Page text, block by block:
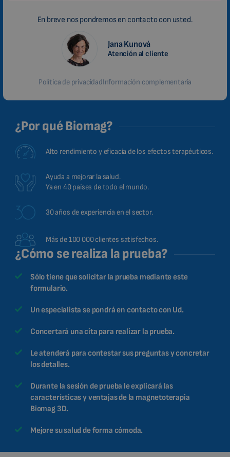
En breve nos pondremos en contacto con usted.
Jana Kunová
Atención al cliente
Política de privacidadInformación complementaria
¿Por qué Biomag?
Alto rendimiento y eficacia de los efectos terapéuticos.
Ayuda a mejorar la salud.
Ya en 40 países de todo el mundo.
30 años de experiencia en el sector.
Más de 100 000 clientes satisfechos.
¿Cómo se realiza la prueba?
Sólo tiene que solicitar la prueba mediante este
formulario.
Un especialista se pondrá en contacto con Ud.
Concertará una cita para realizar la prueba.
Le atenderá para contestar sus preguntas y concretar
los detalles.
Durante la sesión de prueba le explicará las
características y ventajas de la magnetoterapia
Biomag 3D.
Mejore su salud de forma cómoda.